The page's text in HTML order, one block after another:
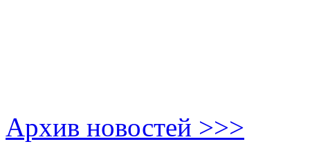
Архив новостей >>>